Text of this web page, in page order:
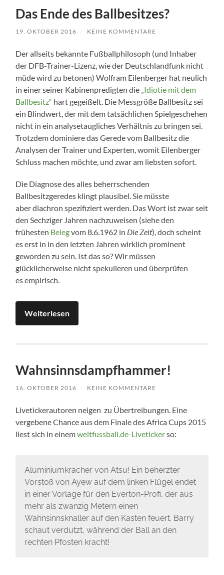
Das Ende des Ballbesitzes?
19. OKTOBER 2016 / KEINE KOMMENTARE
Der allseits bekannte Fußballphilosoph (und Inhaber
der DFB-Trainer-Lizenz, wie der Deutschlandfunk nicht
müde wird zu betonen) Wolfram Eilenberger hat neulich
in einer seiner Kabinenpredigten die „Idiotie mit dem
Ballbesitz“ hart gegeißelt. Die Messgröße Ballbesitz sei
ein Blindwert, der mit dem tatsächlichen Spielgeschehen
nicht in ein analysetaugliches Verhältnis zu bringen sei.
Trotzdem dominiere das Gerede vom Ballbesitz die
Analysen der Trainer und Experten, womit Eilenberger
Schluss machen möchte, und zwar am liebsten sofort.
Die Diagnose des alles beherrschenden
Ballbesitzgeredes klingt plausibel. Sie müsste
aber diachron spezifiziert werden. Das Wort ist zwar seit
den Sechziger Jahren nachzuweisen (siehe den
frühesten Belegvom 8.6.1962 in Die Zeit), doch scheint
es erst in in den letzten Jahren wirklich prominent
geworden zu sein. Ist das so? Wir müssen
glücklicherweise nicht spekulieren und überprüfen
es empirisch.
Weiterlesen
Wahnsinnsdampfhammer!
16. OKTOBER 2016 / KEINE KOMMENTARE
Livetickerautoren neigen zu Übertreibungen. Eine
vergebene Chance aus dem Finale des Africa Cups 2015
liest sich in einemweltfussball.de-Livetickerso:
Aluminiumkracher von Atsu! Ein beherzter
Vorstoß von Ayew auf dem linken Flügel endet
in einer Vorlage für den Everton-Profi, der aus
mehr als zwanzig Metern einen
Wahnsinnsknaller auf den Kasten feuert. Barry
schaut verdutzt, während der Ball an den
rechten Pfosten kracht!